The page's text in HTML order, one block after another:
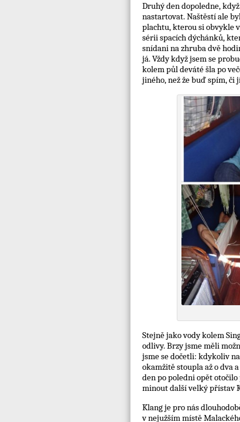
Druhý den dopoledne,
nastartovat. Naštěstí ale
plachtu, kterou si obvykle
sérii spacích dýchánků,
snídani na zhruba dvě
já. Vždy když jsem se
kolem půl deváté šla po
jiného, než že buď spím, či
Stejně jako vody kolem
odlivy. Brzy jsme měli
jsme se dočetli: kdykoliv
okamžitě stoupla až o dva
den po poledni opět
minout další velký přístav
Klang je pro nás
v nejužším místě